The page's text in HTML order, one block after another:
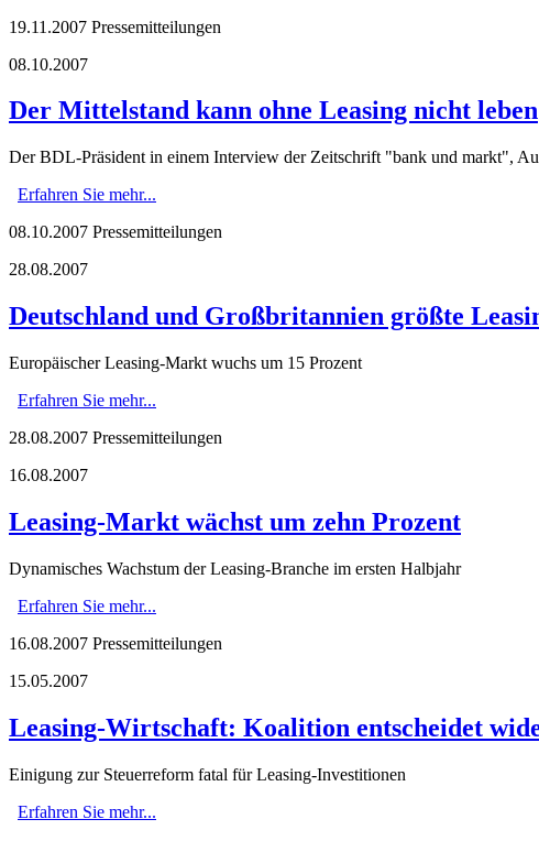
19.11.2007 Pressemitteilungen
08.10.2007
Der Mittelstand kann ohne Leasing nicht leben
Der BDL-Präsident in einem Interview der Zeitschrift "bank und markt",
Erfahren Sie mehr...
08.10.2007 Pressemitteilungen
28.08.2007
Deutschland und Großbritannien größte
Europäischer Leasing-Markt wuchs um 15 Prozent
Erfahren Sie mehr...
28.08.2007 Pressemitteilungen
16.08.2007
Leasing-Markt wächst um zehn Prozent
Dynamisches Wachstum der Leasing-Branche im ersten Halbjahr
Erfahren Sie mehr...
16.08.2007 Pressemitteilungen
15.05.2007
Leasing-Wirtschaft: Koalition entscheidet
Einigung zur Steuerreform fatal für Leasing-Investitionen
Erfahren Sie mehr...